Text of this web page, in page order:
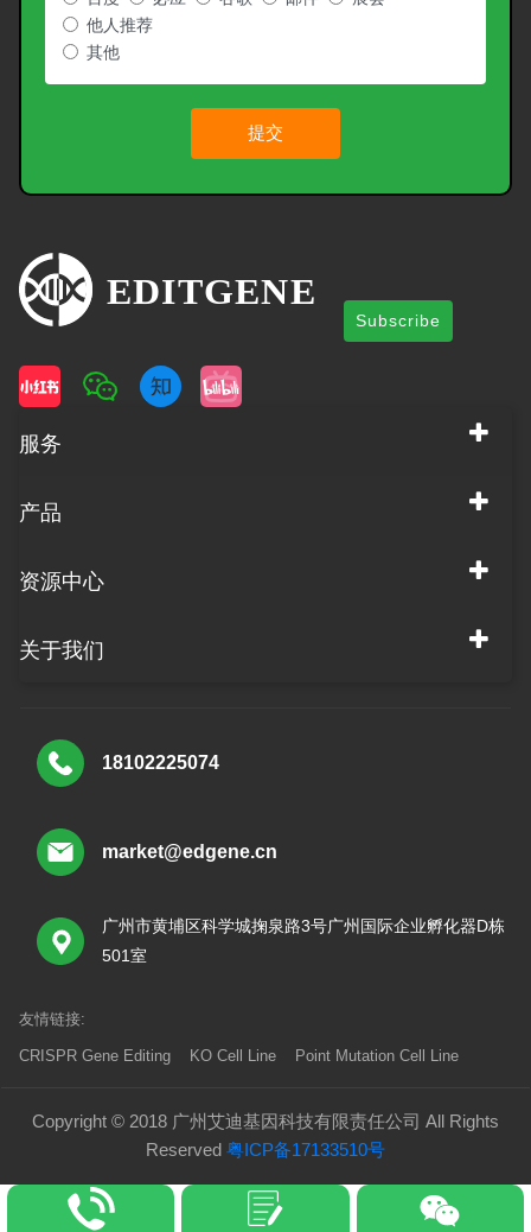
他人推荐
其他
提交
Subscribe
服务
产品
资源中心
关于我们
18102225074
market@edgene.cn
广州市黄埔区科学城掬泉路3号广州国际企业孵化器D栋
501室
友情链接:
CRISPR Gene Editing KO Cell Line Point Mutation Cell Line
Copyright © 2018 广州艾迪基因科技有限责任公司 All Rights
Reserved 粤ICP备17133510号